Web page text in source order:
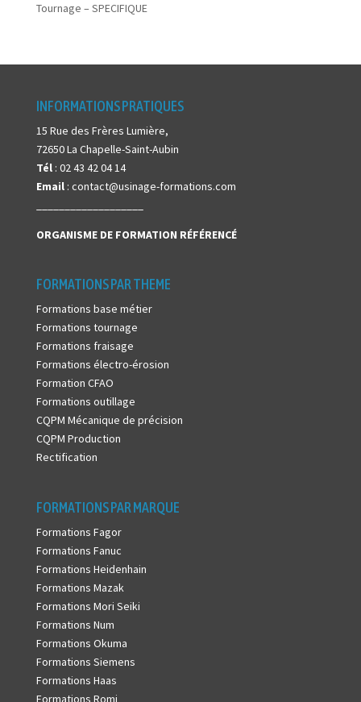
Tournage – SPECIFIQUE
INFORMATIONS PRATIQUES
15 Rue des Frères Lumière,
72650 La Chapelle-Saint-Aubin
Tél: 02 43 42 04 14
Email: contact@usinage-formations.com
ORGANISME DE FORMATION RÉFÉRENCÉ
FORMATIONS PAR THEME
Formations base métier
Formations tournage
Formations fraisage
Formations électro-érosion
Formation CFAO
Formations outillage
CQPM Mécanique de précision
CQPM Production
Rectification
FORMATIONS PAR MARQUE
Formations Fagor
Formations Fanuc
Formations Heidenhain
Formations Mazak
Formations Mori Seiki
Formations Num
Formations Okuma
Formations Siemens
Formations Haas
Formations Romi